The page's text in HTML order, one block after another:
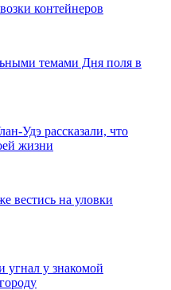
контейнеров
темами Дня поля в
Удэ рассказали, что
жизни
вестись на уловки
угнал у знакомой